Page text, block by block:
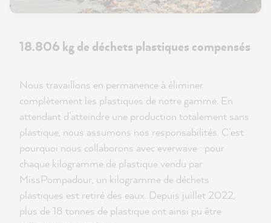
18.806 kg de déchets plastiques compensés
Nous travaillons en permanence à éliminer
complètement les plastiques de notre gamme. En
attendant d’atteindre une production totalement sans
plastique, nous assumons nos responsabilités. C’est
pourquoi nous collaborons avec everwave : pour
chaque kilogramme de plastique vendu par
MissPompadour, un kilogramme de déchets
plastiques est retiré des eaux. Depuis juillet 2022,
plus de 18 tonnes de plastique ont ainsi pu être